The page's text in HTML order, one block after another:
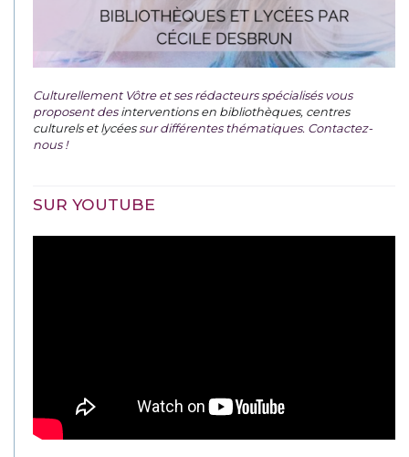
Culturellement Vôtre et ses rédacteurs spécialisés vous
proposent desinterventions en bibliothèques, centres
culturels et lycéessur différentes thématiques. Contactez-
nous !
SUR YOUTUBE